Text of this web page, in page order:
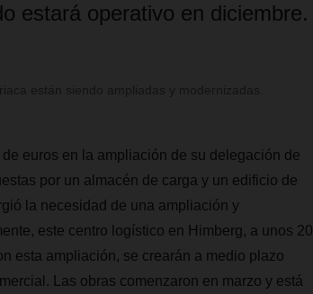
estará operativo en diciembre.
euros en la ampliación de su delegación de
por un almacén de carga y un edificio de
la necesidad de una ampliación y
este centro logístico en Himberg, a unos 20
esta ampliación, se crearán a medio plazo
Las obras comenzaron en marzo y está